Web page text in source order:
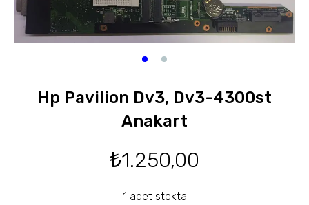
Hp Pavilion Dv3, Dv3-4300st
Anakart
₺1.250,00
1 adet stokta